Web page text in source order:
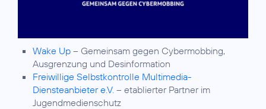
Wake Up – Gemeinsam gegen Cybermobbing,
Ausgrenzung und Desinformation
Freiwillige Selbstkontrolle Multimedia-
Diensteanbieter e.V. – etablierter Partner im
Jugendmedienschutz